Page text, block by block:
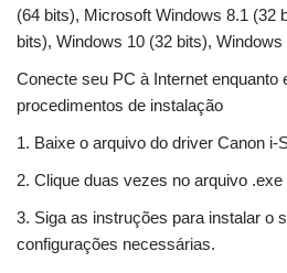
(64 bits), Microsoft Windows 8.1 (32
bits), Windows 10 (32 bits),
Conecte seu PC à Internet enquanto
procedimentos de instalação
1. Baixe o arquivo do driver Canon i-
2. Clique duas vezes no arquivo .exe
3. Siga as instruções para instalar o
configurações necessárias.